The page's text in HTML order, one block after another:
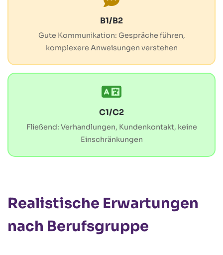
B1/B2
Gute Kommunikation: Gespräche führen,
komplexere Anweisungen verstehen
C1/C2
Fließend: Verhandlungen, Kundenkontakt, keine
Einschränkungen
Realistische Erwartungen
nach Berufsgruppe